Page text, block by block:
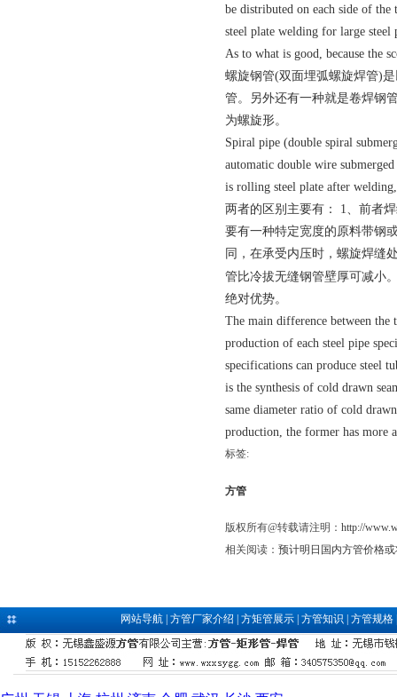
be distributed on each side of
steel plate welding for large
As to what is good, because the
螺旋钢管(双面埋弧螺旋焊管)
管。另外还有一种就是卷焊钢
为螺旋形。
Spiral pipe (double spiral
automatic double wire
is rolling steel plate after
两者的区别主要有： 1、前者
要有一种特定宽度的原料带钢
同，在承受内压时，螺旋焊缝
管比冷拔无缝钢管壁厚可减小
绝对优势。
The main difference between
production of each steel pipe
specifications can produce steel
is the synthesis of cold drawn
same diameter ratio of cold
production, the former has more
标签:
方管
版权所有@转载请注明： http://
相关阅读： 预计明日国内方管价格
网站导航| 方管厂家介绍 方矩管展示| 方管知识 方管规格